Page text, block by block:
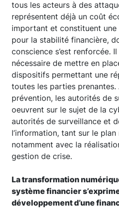
tous les acteurs à des
représentent déjà un coût
important et constituent
pour la stabilité financière,
conscience s’est renforcée.
nécessaire de mettre en
dispositifs permettant une
toutes les parties
prévention, les autorités de
oeuvrent sur le sujet de la
autorités de surveillance et
l’information, tant sur le plan
notamment avec la
gestion de crise.
La transformation
système financier
développement d’une